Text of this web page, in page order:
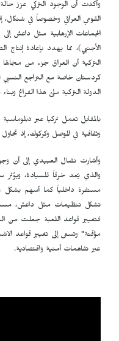
وأكدت أن الوجود التركي عزز حالة
القومي العراقي وخصوصاً في
الجماعات الإرهابية مثل داعش
الأجنبي)، مما يهدد بإعادة إنتاج
التركية أن العراق جزء من مجالها
كردستان خاصة مع التراجع النسبي
الدولة التركية ملئ هذا الفراغ
بالمقابل تعمل تركيا عبر
وثقافية في الموصل وكركوك، إذ تحاول
وأشارت نضال العبيدي إلى أن
والذي يُعد خرقاً للسيادة، ويؤثر
مستقرة داخلياً كما أسهم بشكل
تشكل تنظيمات مثل داعش،
فتغيير قواعد اللعبة جعلت من
مؤقتة" وتسعى إلى تغيير قواعد
عبر تفاهمات أمنية واقتصادية.